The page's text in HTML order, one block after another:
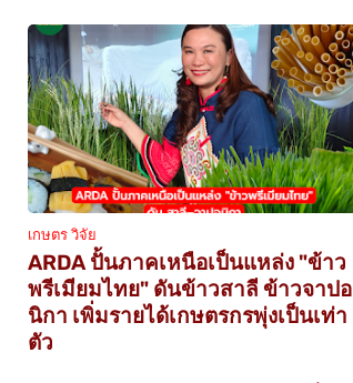
เกษตร วิจัย
ARDA ปั้นภาคเหนือเป็นแหล่ง "ข้าว
พรีเมียมไทย" ดันข้าวสาลี ข้าวจาปอ
นิกา เพิ่มรายได้เกษตรกรพุ่งเป็นเท่า
ตัว